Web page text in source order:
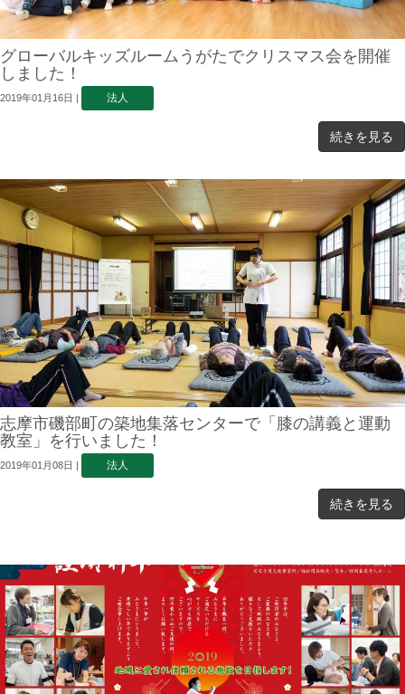
グローバルキッズルームうがたでクリスマス会を開催
しました！
2019年01月16日 | 法人
続きを見る
志摩市磯部町の築地集落センターで「膝の講義と運動
教室」を行いました！
2019年01月08日 法人
続きを見る